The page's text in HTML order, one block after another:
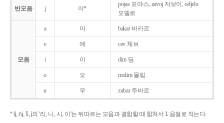
반모음 j 이*
pojas 포야스, zavoj 자보이, odjelo
오델로
모음
a 아 bakar 바카르
e 에 cev 체브
i 이 dim 딤
o 오 molim 몰림
u 우 zubar 주바르
* lj, nj, š, j의 '리, 니, 시, 이'는 뒤따르는 모음과 결합할 때 합쳐서 1 음절로 적는다.